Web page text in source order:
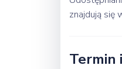
znajdują się
Termin